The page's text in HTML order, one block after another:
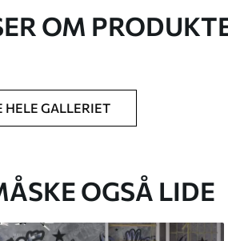
i identiske
OM
HELE GALLERIET
OGSÅ LIDE